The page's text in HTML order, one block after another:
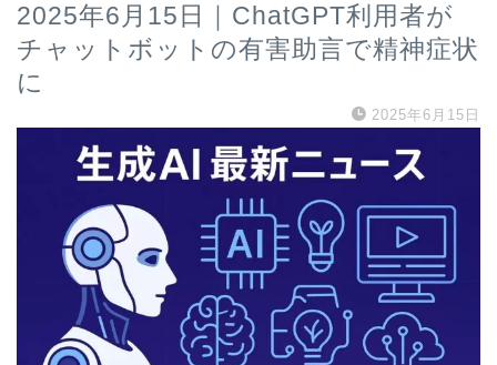
2025年6月15日｜ChatGPT利用者が
チャットボットの有害助言で精神症状
に
2025年6月15日